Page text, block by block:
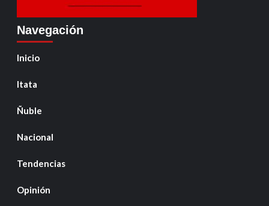
Navegación
Inicio
Itata
Ñuble
Nacional
Tendencias
Opinión